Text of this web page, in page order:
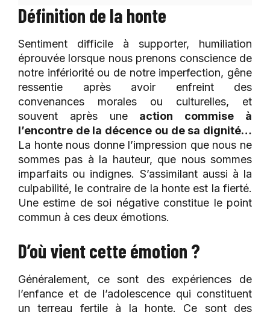
Définition de la honte
Sentiment difficile à supporter, humiliation
éprouvée lorsque nous prenons conscience de
notre infériorité ou de notre imperfection, gêne
ressentie après avoir enfreint des
convenances morales ou culturelles, et
souvent après une action commise à
l’encontre de la décence ou de sa dignité…
La honte nous donne l’impression que nous ne
sommes pas à la hauteur, que nous sommes
imparfaits ou indignes. S’assimilant aussi à la
culpabilité, le contraire de la honte est la fierté.
Une estime de soi négative constitue le point
commun à ces deux émotions.
D’où vient cette émotion ?
Généralement, ce sont des expériences de
l’enfance et de l’adolescence qui constituent
un terreau fertile à la honte. Ce sont des